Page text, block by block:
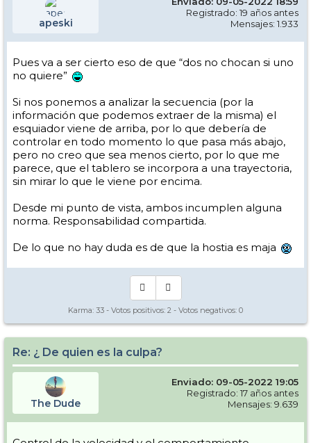
apeski
Registrado: 19 años antes
Mensajes: 1.933
Pues va a ser cierto eso de que “dos no chocan si uno
no quiere”
Si nos ponemos a analizar la secuencia (por la
información que podemos extraer de la misma) el
esquiador viene de arriba, por lo que debería de
controlar en todo momento lo que pasa más abajo,
pero no creo que sea menos cierto, por lo que me
parece, que el tablero se incorpora a una trayectoria,
sin mirar lo que le viene por encima.
Desde mi punto de vista, ambos incumplen alguna
norma. Responsabilidad compartida.
De lo que no hay duda es de que la hostia es maja
Karma: 33 - Votos positivos: 2 - Votos negativos: 0
Re: ¿ De quien es la culpa?
The Dude
Enviado: 09-05-2022 19:05
Registrado: 17 años antes
Mensajes: 9.639